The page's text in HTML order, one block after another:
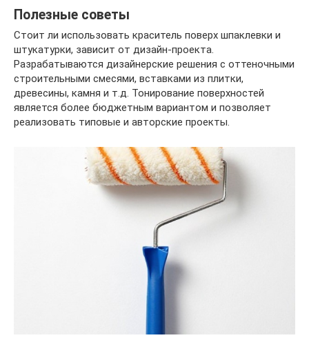
Полезные советы
Стоит ли использовать краситель поверх шпаклевки и
штукатурки, зависит от дизайн-проекта.
Разрабатываются дизайнерские решения с оттеночными
строительными смесями, вставками из плитки,
древесины, камня и т.д. Тонирование поверхностей
является более бюджетным вариантом и позволяет
реализовать типовые и авторские проекты.